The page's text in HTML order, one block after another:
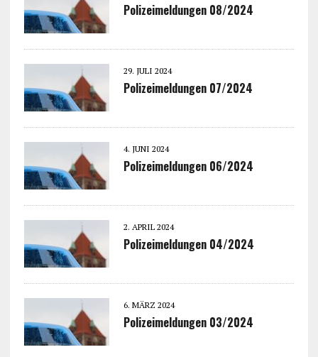
Polizeimeldungen 08/2024
29. JULI 2024
Polizeimeldungen 07/2024
4. JUNI 2024
Polizeimeldungen 06/2024
2. APRIL 2024
Polizeimeldungen 04/2024
6. MÄRZ 2024
Polizeimeldungen 03/2024